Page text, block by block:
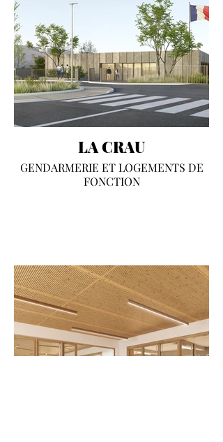
LA CRAU
GENDARMERIE ET LOGEMENTS DE
FONCTION